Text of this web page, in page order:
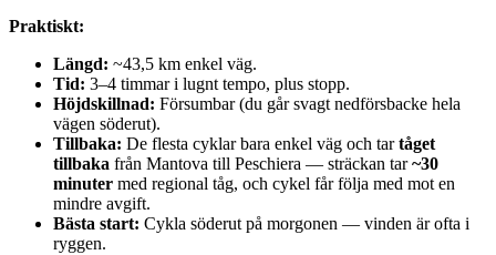
Praktiskt:
Längd: ~43,5 km enkel väg.
Tid: 3–4 timmar i lugnt tempo, plus stopp.
Höjdskillnad: Försumbar (du går svagt nedförsbacke hela
vägen söderut).
Tillbaka: De flesta cyklar bara enkel väg och tartåget
tillbaka från Mantova till Peschiera — sträckan tar~30
minuter med regional tåg, och cykel får följa med mot en
mindre avgift.
Bästa start: Cykla söderut på morgonen — vinden är ofta i
ryggen.